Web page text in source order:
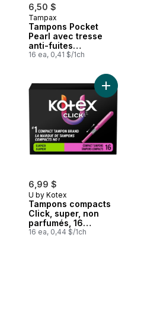
6,50 $
Tampax
Tampons Pocket
Pearl avec tresse
anti-fuites
LeakGuard, degré
parfumés, 16
tampons.
16 ea, 0,41 $/1ch
Tampons Pearl compacts, avec
6,99 $
U by Kotex
Tampons compacts
Click, super, non
parfumés, 16
tampons
16 ea, 0,44 $/1ch
Ajouter
Tampons compacts Click,